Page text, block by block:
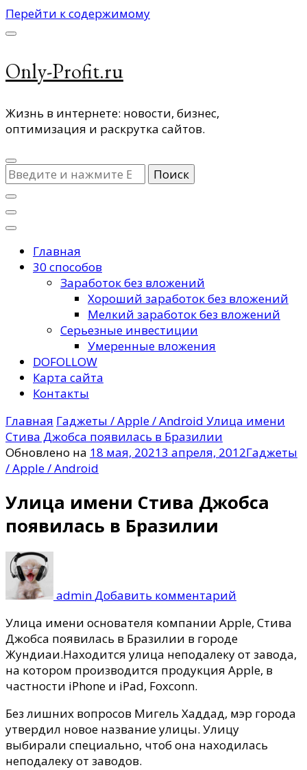
Перейти к содержимому
Only-Profit.ru
Жизнь в интернете: новости, бизнес,
оптимизация и раскрутка сайтов.
Ищите
что-
то?
Главная
30 способов
Заработок без вложений
Хороший заработок без вложений
Мелкий заработок без вложений
Серьезные инвестиции
Умеренные вложения
DOFOLLOW
Карта сайта
Контакты
Главная Гаджеты / Apple / Android Улица имени
Стива Джобса появилась в Бразилии
Обновлено на 18 мая, 20213 апреля, 2012Гаджеты
/ Apple / Android
Улица имени Стива Джобса
появилась в Бразилии
adminДобавить комментарий
имени
Стива
Джобса
появилась
в
Улица имени основателя компании Apple, Стива
Джобса появилась в Бразилии в городе
Жундиаи.Находится улица неподалеку от завода,
на котором производится продукция Apple, в
частности iPhone и iPad, Foxconn.
Без лишних вопросов Мигель Хаддад, мэр города
утвердил новое название улицы. Улицу
выбирали специально, чтоб она находилась
неподалеку от заводов.